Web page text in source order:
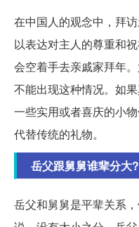
在中国人的观念中，拜
以表达对主人的尊重和
会空着手去亲戚家拜年
不能出现这种情况。如
一些实用或者喜庆的小
代替传统的礼物。
岳父跟舅舅谁辈分大?
岳父和舅舅是平辈关系